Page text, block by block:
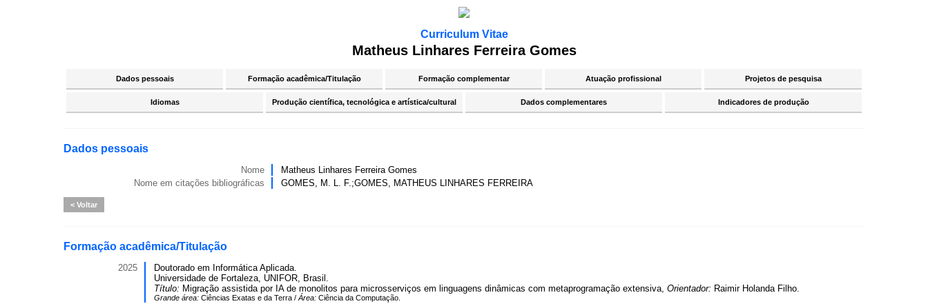
Curriculum Vitae
Matheus Linhares Ferreira Gomes
Dados pessoais Formação acadêmica/Titulação Formação complementar Atuação profissional Projetos de pesquisa
Idiomas Produção científica, tecnológica e artística/cultural Dados complementares Indicadores de produção
Dados pessoais
Nome
Matheus Linhares Ferreira Gomes
Nome em citações bibliográficas
GOMES, M. L. F.;GOMES, MATHEUS LINHARES FERREIRA
Voltar
Formação acadêmica/Titulação
2025
Doutorado em Informática Aplicada.
Universidade de Fortaleza, UNIFOR, Brasil.
Título: Migração assistida por IA de monolitos para microsserviços em linguagens dinâmicas com metaprogramação extensiva, Orientador: Raimir Holanda Filho.
Grande área: Ciências Exatas e da Terra / Área: Ciência da Computação.